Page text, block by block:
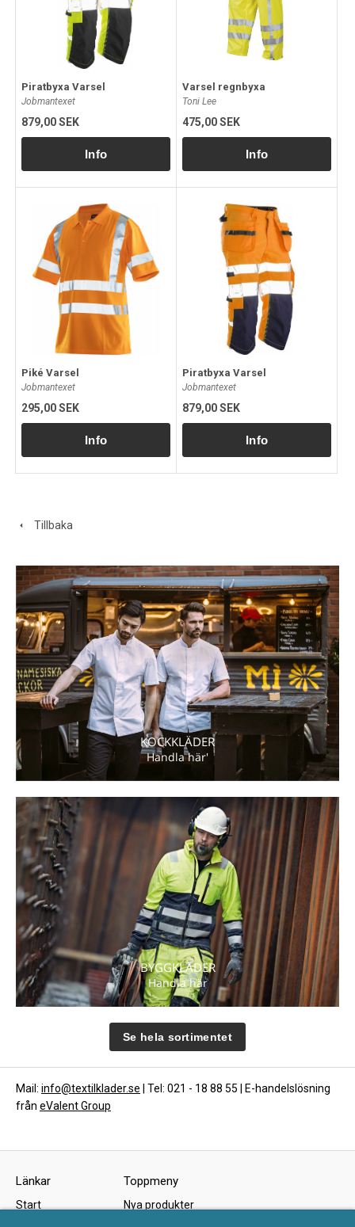
Piratbyxa Varsel
Jobmantexet
879,00 SEK
Varsel regnbyxa
Toni Lee
475,00 SEK
Piké Varsel
Jobmantexet
295,00 SEK
Piratbyxa Varsel
Jobmantexet
879,00 SEK
Tillbaka
KOCKKLÄDER
Handla här'
BYGGKLÄDER
Handla här
Se hela sortimentet
Mail: info@textilklader.se | Tel: 021 - 18 88 55 | E-handelslösning
från eValent Group
Länkar
Start
Toppmeny
Nya produkter